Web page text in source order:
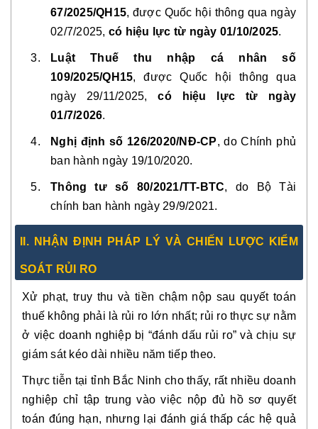
67/2025/QH15, được Quốc hội thông qua ngày
02/7/2025, có hiệu lực từ ngày 01/10/2025.
Luật Thuế thu nhập cá nhân số
109/2025/QH15, được Quốc hội thông qua
ngày 29/11/2025,có hiệu lực từ ngày
01/7/2026.
Nghị định số 126/2020/NĐ-CP, do Chính phủ
ban hành ngày 19/10/2020.
Thông tư số 80/2021/TT-BTC, do Bộ Tài
chính ban hành ngày 29/9/2021.
II. NHẬN ĐỊNH PHÁP LÝ VÀ CHIẾN LƯỢC KIỂM
SOÁT RỦI RO
Xử phạt, truy thu và tiền chậm nộp sau quyết toán
thuế không phải là rủi ro lớn nhất; rủi ro thực sự nằm
ở việc doanh nghiệp bị “đánh dấu rủi ro” và chịu sự
giám sát kéo dài nhiều năm tiếp theo.
Thực tiễn tại tỉnh Bắc Ninh cho thấy, rất nhiều doanh
nghiệp chỉ tập trung vào việc nộp đủ hồ sơ quyết
toán đúng hạn, nhưng lại đánh giá thấp các hệ quả